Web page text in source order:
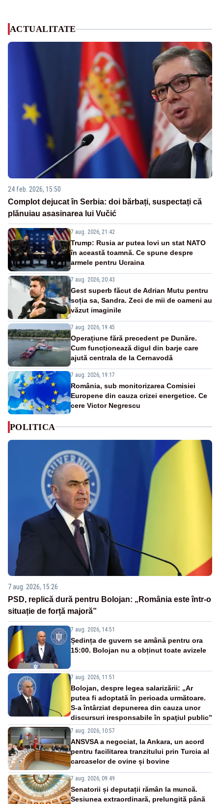
ACTUALITATE
24 feb. 2026, 15:50
Complot dejucat în Serbia: doi bărbați, suspectați că
plănuiau asasinarea lui Vučić
7 aug. 2026, 21:42
Trump: Rusia ar putea lovi un stat NATO
în această toamnă. Ce spune despre
armele pentru Ucraina
7 aug. 2026, 20:43
Gest superb făcut de Adrian Mutu pentru
soția sa, Sandra. Zeci de mii de oameni au
văzut imaginile
7 aug. 2026, 19:45
Operațiune fără precedent pe Dunăre.
Cum funcționează digul din barje care
ajută centrala de la Cernavodă
7 aug. 2026, 19:17
România, sub monitorizarea Comisiei
Europene din cauza crizei energetice. Ce
cere Victor Negrescu
POLITICA
7 aug. 2026, 15:26
PSD, replică dură pentru Bolojan: „România este într-o
situație de forță majoră”
7 aug. 2026, 14:51
Ședința de guvern se amână pentru ora
15:00. Bolojan nu a obținut toate avizele
7 aug. 2026, 11:51
Bolojan, despre legea salarizării: „Ar
putea fi adoptată în perioada următoare.
S-a întârziat depunerea din cauza unor
discursuri iresponsabile în spaţiul public”
7 aug. 2026, 10:57
ANSVSA a negociat, la Ankara, un acord
pentru facilitarea tranzitului prin Turcia al
carcaselor de ovine și bovine
7 aug. 2026, 09:49
Senatorii și deputații rămân la muncă.
Sesiunea extraordinară, prelungită până